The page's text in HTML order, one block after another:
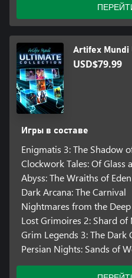
Artifex Mundi
USD$79.99
Игры в составе
Enigmatis 3: The Shadow
Clockwork Tales: Of Glass
Abyss: The Wraiths of Eden
Dark Arcana: The Carnival
Nightmares from the Deep
Lost Grimoires 2: Shard of
Grim Legends 3: The Dark
Persian Nights: Sands of